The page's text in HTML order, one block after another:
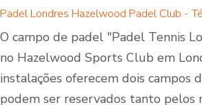
Padel Londres Hazelwood Padel Club -
O campo de padel "Padel Tennis
no Hazelwood Sports Club em
instalações oferecem dois campos
podem ser reservados tanto pelos